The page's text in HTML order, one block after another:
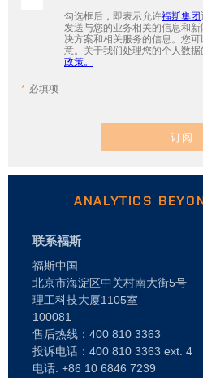
勾选框后，即表示允许福斯集团
发送与您的业务相关的信息和
决方案和相关服务的信息。您
意。关于我们处理您的个人数
政策。
必填项
订阅
ANALYTICS
联系福斯
福斯中国
北京市海淀区中关村南大街5号
理工科技大厦1105室
100081
售后热线：400 810 3363
投诉电话：400 810 3363 ext. 4
电话: +86 10 6846 7239